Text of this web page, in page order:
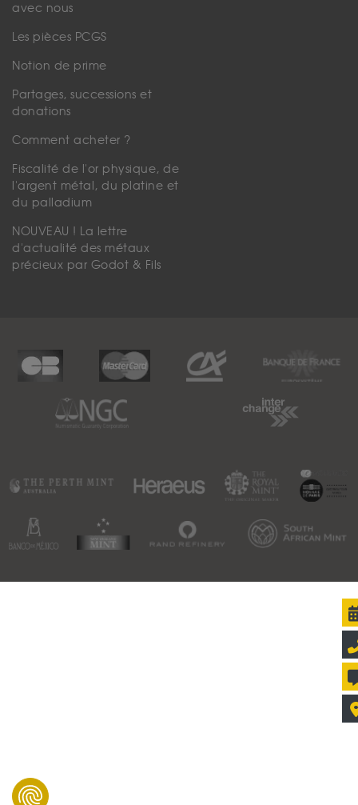
avec nous
Les pièces PCGS
Notion de prime
Partages, successions et
donations
Comment acheter ?
Fiscalité de l'or physique, de
l'argent métal, du platine et
du palladium
NOUVEAU ! La lettre
d'actualité des métaux
précieux par Godot & Fils